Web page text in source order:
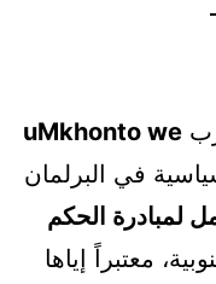
uMkhonto we
في البرلمان
لمبادرة الحكم
معتبراً إياها